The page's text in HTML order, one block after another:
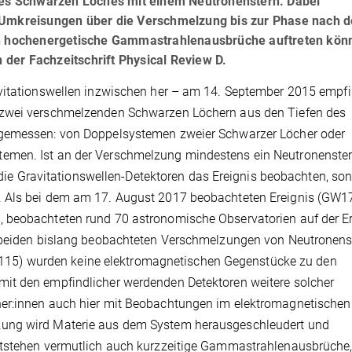
über die Verschmelzung bis zur Phase nach
Gammastrahlenausbrüche auftreten
Fachzeitschrift Physical Review D.
inzwischen her – am 14. September 2015
verschmelzenden Schwarzen Löchern aus den Tiefen des
von Doppelsystemen zweier Schwarzer Löcher oder
Ist an der Verschmelzung mindestens ein
Gravitationswellen-Detektoren das Ereignis beobachten,
bei dem am 17. August 2017 beobachteten Ereignis
rund 70 astronomische Observatorien auf der
bislang beobachteten Verschmelzungen von
wurden keine elektromagnetischen Gegenstücke zu den
den empfindlicher werdenden Detektoren weitere solcher
auch hier mit Beobachtungen im elektromagnetischen
wird Materie aus dem System herausgeschleudert und
vermutlich auch kurzzeitige